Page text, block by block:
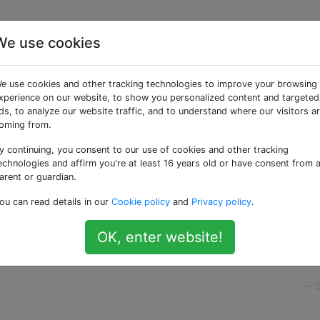
Robotern mit
der den größten Teil seiner Zeit mit dem
einzusteigen, ohne zu sehr von meinem
die JavaScript-Sprache verwenden, um das Feld für
machen? Ich würde mich sogar für virtuelle
Code in einer Simulation ausgeführt wird.
use cookies
use cookies and other tracking technologies to improve your browsing
on our website, to show you personalized content and targeted
to analyze our website traffic, and to understand where our visitors
from.
continuing, you consent to our use of cookies and other tracking
and affirm you're at least 16 years old or have consent from a
or guardian.
can read details in our Cookie policy and Privacy policy.
OK, enter website!